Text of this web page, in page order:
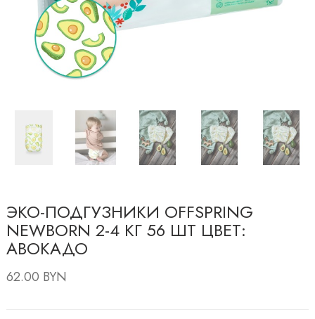
ЭКО-ПОДГУЗНИКИ OFFSPRING
NEWBORN 2-4 КГ 56 ШТ ЦВЕТ:
АВОКАДО
62.00 BYN